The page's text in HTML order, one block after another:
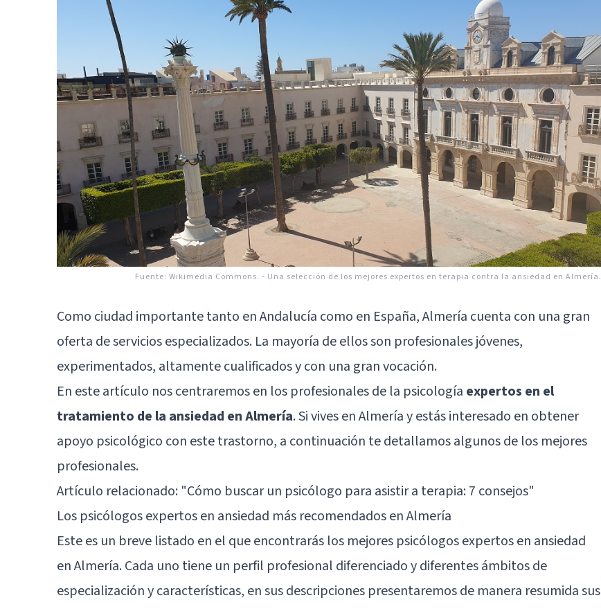
Fuente: Wikimedia Commons. - Una selección de los mejores expertos en terapia contra la ansiedad en Almería.
Como ciudad importante tanto en Andalucía como en España, Almería cuenta con una gran
oferta de servicios especializados. La mayoría de ellos son profesionales jóvenes,
experimentados, altamente cualificados y con una gran vocación.
En este artículo nos centraremos en los profesionales de la psicología expertos en el
tratamiento de la ansiedad en Almería. Si vives en Almería y estás interesado en obtener
apoyo psicológico con este trastorno, a continuación te detallamos algunos de los mejores
profesionales.
Artículo relacionado: "Cómo buscar un psicólogo para asistir a terapia: 7 consejos"
Los psicólogos expertos en ansiedad más recomendados en Almería
Este es un breve listado en el que encontrarás los mejores psicólogos expertos en ansiedad
en Almería. Cada uno tiene un perfil profesional diferenciado y diferentes ámbitos de
especialización y características, en sus descripciones presentaremos de manera resumida sus